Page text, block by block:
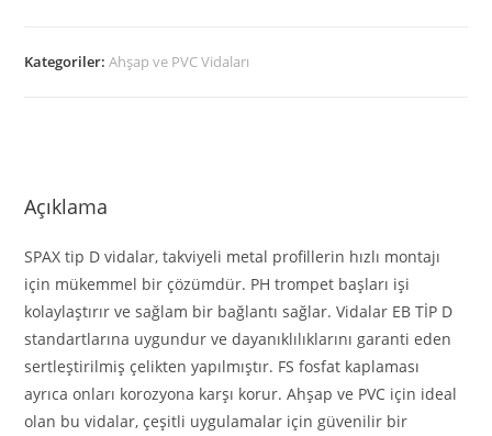
Kategoriler:Ahşap ve PVC Vidaları
Açıklama
SPAX tip D vidalar, takviyeli metal profillerin hızlı montajı
için mükemmel bir çözümdür. PH trompet başları işi
kolaylaştırır ve sağlam bir bağlantı sağlar. Vidalar EB TİP D
standartlarına uygundur ve dayanıklılıklarını garanti eden
sertleştirilmiş çelikten yapılmıştır. FS fosfat kaplaması
ayrıca onları korozyona karşı korur. Ahşap ve PVC için ideal
olan bu vidalar, çeşitli uygulamalar için güvenilir bir